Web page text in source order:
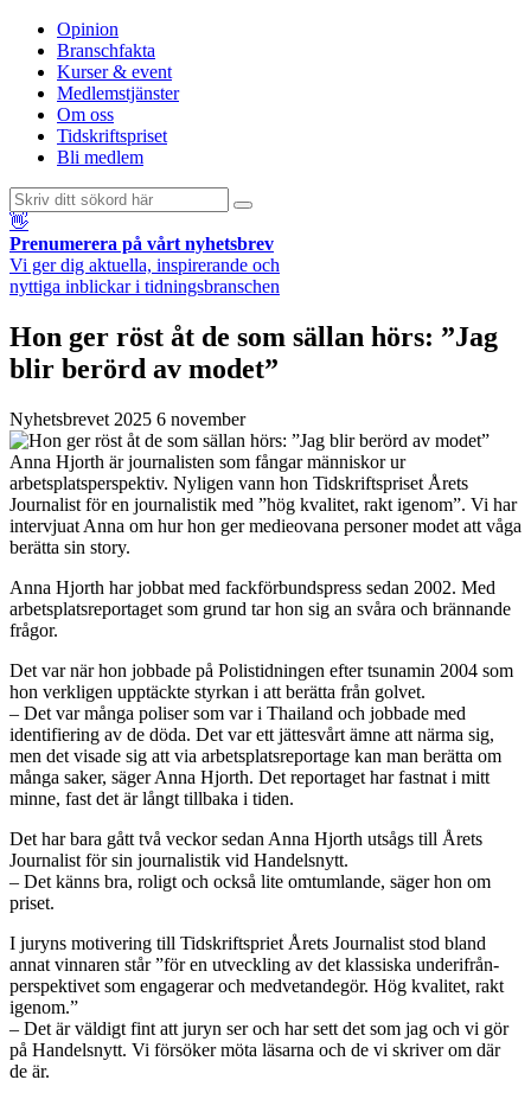
Opinion
Branschfakta
Kurser & event
Medlemstjänster
Om oss
Tidskriftspriset
Bli medlem
👋
Prenumerera på vårt nyhetsbrev
Vi ger dig aktuella, inspirerande och
nyttiga inblickar i tidningsbranschen
Hon ger röst åt de som sällan hörs: ”Jag
blir berörd av modet”
Nyhetsbrevet 2025 6 november
Anna Hjorth är journalisten som fångar människor ur
arbetsplatsperspektiv. Nyligen vann hon Tidskriftspriset Årets
Journalist för en journalistik med ”hög kvalitet, rakt igenom”. Vi har
intervjuat Anna om hur hon ger medieovana personer modet att våga
berätta sin story.
Anna Hjorth har jobbat med fackförbundspress sedan 2002. Med
arbetsplatsreportaget som grund tar hon sig an svåra och brännande
frågor.
Det var när hon jobbade på Polistidningen efter tsunamin 2004 som
hon verkligen upptäckte styrkan i att berätta från golvet.
– Det var många poliser som var i Thailand och jobbade med
identifiering av de döda. Det var ett jättesvårt ämne att närma sig,
men det visade sig att via arbetsplatsreportage kan man berätta om
många saker, säger Anna Hjorth. Det reportaget har fastnat i mitt
minne, fast det är långt tillbaka i tiden.
Det har bara gått två veckor sedan Anna Hjorth utsågs till Årets
Journalist för sin journalistik vid Handelsnytt.
– Det känns bra, roligt och också lite omtumlande, säger hon om
priset.
I juryns motivering till Tidskriftspriet Årets Journalist stod bland
annat vinnaren står ”för en utveckling av det klassiska underifrån-
perspektivet som engagerar och medvetandegör. Hög kvalitet, rakt
igenom.”
– Det är väldigt fint att juryn ser och har sett det som jag och vi gör
på Handelsnytt. Vi försöker möta läsarna och de vi skriver om där
de är.